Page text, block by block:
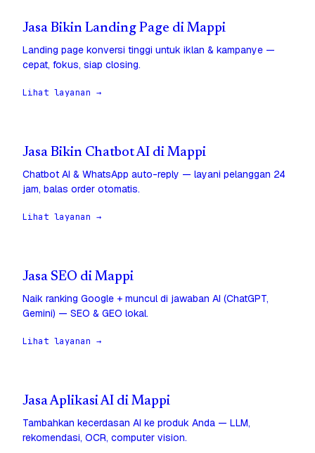
Jasa Bikin Landing Page di Mappi
Landing page konversi tinggi untuk iklan & kampanye —
cepat, fokus, siap closing.
Lihat layanan →
Jasa Bikin Chatbot AI di Mappi
Chatbot AI & WhatsApp auto-reply — layani pelanggan 24
jam, balas order otomatis.
Lihat layanan →
Jasa SEO di Mappi
Naik ranking Google + muncul di jawaban AI (ChatGPT,
Gemini) — SEO & GEO lokal.
Lihat layanan →
Jasa Aplikasi AI di Mappi
Tambahkan kecerdasan AI ke produk Anda — LLM,
rekomendasi, OCR, computer vision.